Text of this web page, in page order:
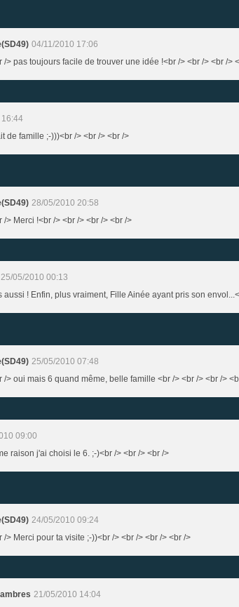
04/11/2010 17:06
/> pas toujours facile de trouver une idée !<br /> <br /> <br />
de famille ;-)))<br /> <br /> <br />
28/05/2010 20:58
/> Merci !<br /> <br /> <br /> <br />
25/05/2010 00:13
aussi ! Enfin, plus vraiment, Fille Ainée ayant pris son
25/05/2010 07:48
/> oui mais 6 quand même, belle famille <br /> <br /> <br />
09:00
raison j'ai choisi le 6. ;-)<br /> <br /> <br />
24/05/2010 09:24
/> Merci pour ta visite ;-))<br /> <br /> <br /> <br />
21/05/2010 14:04